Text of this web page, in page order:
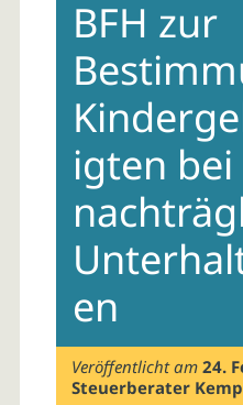
contentBFH zur
igten bei
en
Veröffentlicht am24.
Steuerberater